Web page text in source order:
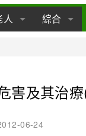
女性疾病
學前期 母嬰
人
人用品
老人護
綜合
亞健康
害及其治
06-24